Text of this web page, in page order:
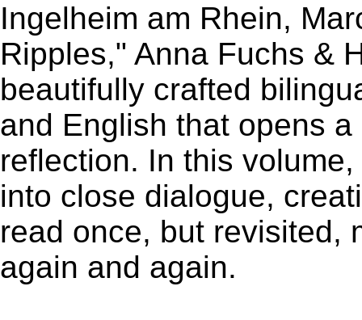
Ingelheim am Rhein,
Ripples," Anna Fuchs &
beautifully crafted
and English that opens
reflection. In this
into close dialogue,
read once, but revisited,
again and again.